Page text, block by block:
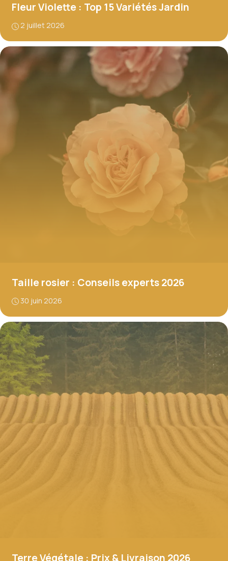
Fleur Violette : Top 15 Variétés Jardin
2 juillet 2026
Taille rosier : Conseils experts 2026
30 juin 2026
Terre Végétale : Prix & Livraison 2026